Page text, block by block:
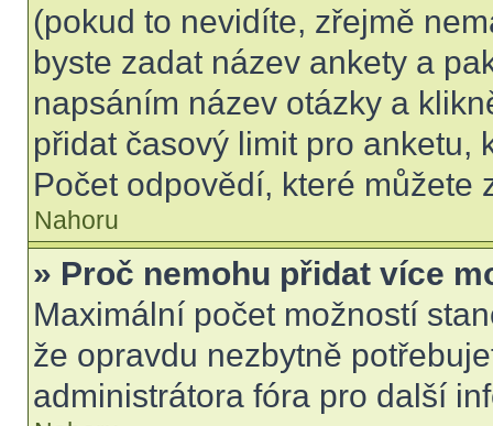
(pokud to nevidíte, zřejmě
byste zadat název ankety a
napsáním název otázky a
přidat časový limit pro anketu,
Počet odpovědí, které můžete
Nahoru
» Proč nemohu přidat více
Maximální počet možností
že opravdu nezbytně
administrátora fóra pro další